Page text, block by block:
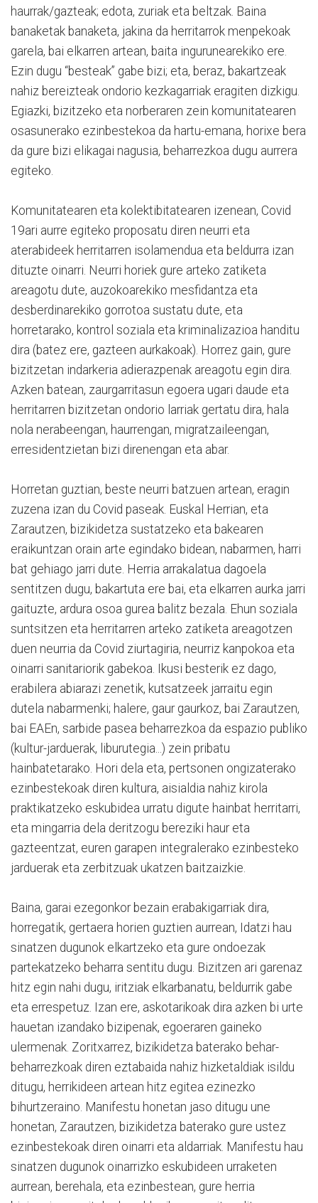
haurrak/gazteak; edota, zuriak eta beltzak. Baina
banaketak banaketa, jakina da herritarrok menpekoak
garela, bai elkarren artean, baita ingurunearekiko ere.
Ezin dugu “besteak” gabe bizi; eta, beraz, bakartzeak
nahiz bereizteak ondorio kezkagarriak eragiten dizkigu.
Egiazki, bizitzeko eta norberaren zein komunitatearen
osasunerako ezinbestekoa da hartu-emana, horixe bera
da gure bizi elikagai nagusia, beharrezkoa dugu aurrera
egiteko.
Komunitatearen eta kolektibitatearen izenean, Covid
19ari aurre egiteko proposatu diren neurri eta
aterabideek herritarren isolamendua eta beldurra izan
dituzte oinarri. Neurri horiek gure arteko zatiketa
areagotu dute, auzokoarekiko mesfidantza eta
desberdinarekiko gorrotoa sustatu dute, eta
horretarako, kontrol soziala eta kriminalizazioa handitu
dira (batez ere, gazteen aurkakoak). Horrez gain, gure
bizitzetan indarkeria adierazpenak areagotu egin dira.
Azken batean, zaurgarritasun egoera ugari daude eta
herritarren bizitzetan ondorio larriak gertatu dira, hala
nola nerabeengan, haurrengan, migratzaileengan,
erresidentzietan bizi direnengan eta abar.
Horretan guztian, beste neurri batzuen artean, eragin
zuzena izan du Covid paseak. Euskal Herrian, eta
Zarautzen, bizikidetza sustatzeko eta bakearen
eraikuntzan orain arte egindako bidean, nabarmen, harri
bat gehiago jarri dute. Herria arrakalatua dagoela
sentitzen dugu, bakartuta ere bai, eta elkarren aurka jarri
gaituzte, ardura osoa gurea balitz bezala. Ehun soziala
suntsitzen eta herritarren arteko zatiketa areagotzen
duen neurria da Covid ziurtagiria, neurriz kanpokoa eta
oinarri sanitariorik gabekoa. Ikusi besterik ez dago,
erabilera abiarazi zenetik, kutsatzeek jarraitu egin
dutela nabarmenki; halere, gaur gaurkoz, bai Zarautzen,
bai EAEn, sarbide pasea beharrezkoa da espazio publiko
(kultur-jarduerak, liburutegia...) zein pribatu
hainbatetarako. Hori dela eta, pertsonen ongizaterako
ezinbestekoak diren kultura, aisialdia nahiz kirola
praktikatzeko eskubidea urratu digute hainbat herritarri,
eta mingarria dela deritzogu bereziki haur eta
gazteentzat, euren garapen integralerako ezinbesteko
jarduerak eta zerbitzuak ukatzen baitzaizkie.
Baina, garai ezegonkor bezain erabakigarriak dira,
horregatik, gertaera horien guztien aurrean, Idatzi hau
sinatzen dugunok elkartzeko eta gure ondoezak
partekatzeko beharra sentitu dugu. Bizitzen ari garenaz
hitz egin nahi dugu, iritziak elkarbanatu, beldurrik gabe
eta errespetuz. Izan ere, askotarikoak dira azken bi urte
hauetan izandako bizipenak, egoeraren gaineko
ulermenak. Zoritxarrez, bizikidetza baterako behar-
beharrezkoak diren eztabaida nahiz hizketaldiak isildu
ditugu, herrikideen artean hitz egitea ezinezko
bihurtzeraino. Manifestu honetan jaso ditugu une
honetan, Zarautzen, bizikidetza baterako gure ustez
ezinbestekoak diren oinarri eta aldarriak. Manifestu hau
sinatzen dugunok oinarrizko eskubideen urraketen
aurrean, berehala, eta ezinbestean, gure herria